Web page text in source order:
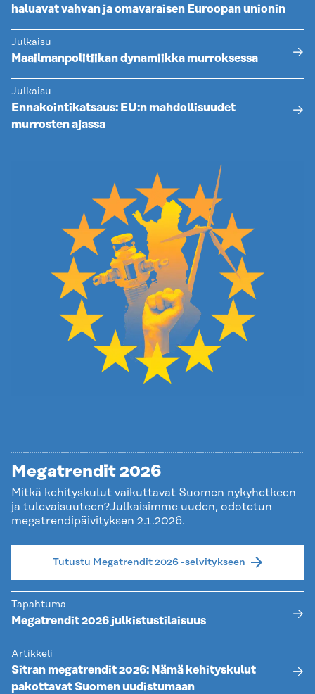
haluavat vahvan ja omavaraisen Euroopan unionin
Julkaisu
Maailmanpolitiikan dynamiikka murroksessa
Julkaisu
Ennakointikatsaus: EU:n mahdollisuudet
murrosten ajassa
Megatrendit 2026
Mitkä kehityskulut vaikuttavat Suomen nykyhetkeen
ja tulevaisuuteen?Julkaisimme uuden, odotetun
megatrendipäivityksen 2.1.2026.
Tutustu Megatrendit 2026 -selvitykseen
Tapahtuma
Megatrendit 2026 julkistustilaisuus
Artikkeli
Sitran megatrendit 2026: Nämä kehityskulut
pakottavat Suomen uudistumaan